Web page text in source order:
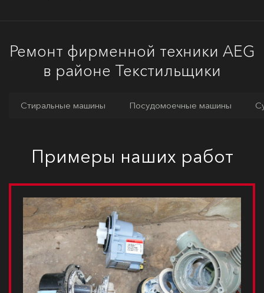
Ремонт фирменной техники AEG
в районе Текстильщики
Стиральные машины Посудомоечные машины
Примеры наших работ